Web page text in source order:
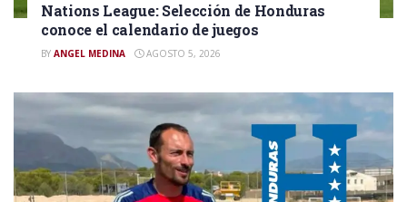
Nations League: Selección de Honduras
conoce el calendario de juegos
BY ANGEL MEDINA AGOSTO 5, 2026